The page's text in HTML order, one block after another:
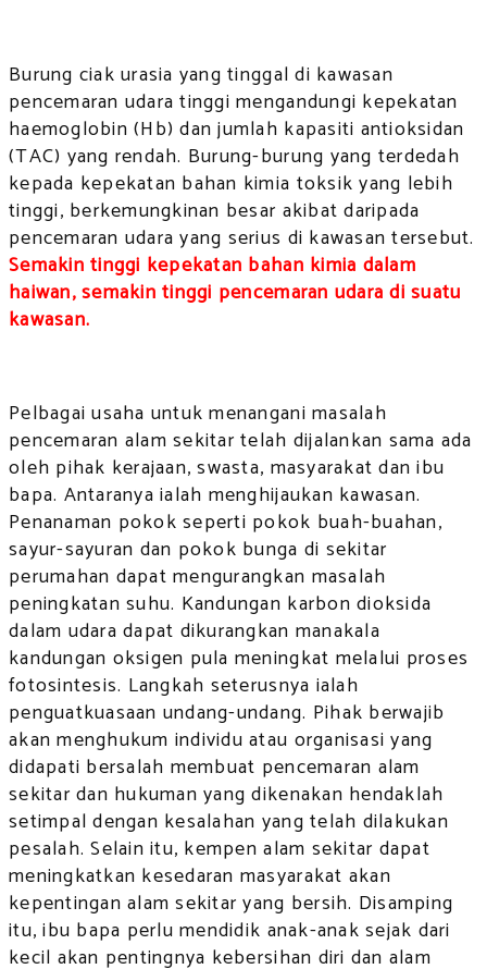
Burung ciak urasia yang tinggal di kawasan
pencemaran udara tinggi mengandungi kepekatan
haemoglobin (Hb) dan jumlah kapasiti antioksidan
(TAC) yang rendah. Burung-burung yang terdedah
kepada kepekatan bahan kimia toksik yang lebih
tinggi, berkemungkinan besar akibat daripada
pencemaran udara yang serius di kawasan tersebut.
Semakin tinggi kepekatan bahan kimia dalam
haiwan, semakin tinggi pencemaran udara di suatu
kawasan.
Pelbagai usaha untuk menangani masalah
pencemaran alam sekitar telah dijalankan sama ada
oleh pihak kerajaan, swasta, masyarakat dan ibu
bapa. Antaranya ialah menghijaukan kawasan.
Penanaman pokok seperti pokok buah-buahan,
sayur-sayuran dan pokok bunga di sekitar
perumahan dapat mengurangkan masalah
peningkatan suhu. Kandungan karbon dioksida
dalam udara dapat dikurangkan manakala
kandungan oksigen pula meningkat melalui proses
fotosintesis. Langkah seterusnya ialah
penguatkuasaan undang-undang. Pihak berwajib
akan menghukum individu atau organisasi yang
didapati bersalah membuat pencemaran alam
sekitar dan hukuman yang dikenakan hendaklah
setimpal dengan kesalahan yang telah dilakukan
pesalah. Selain itu, kempen alam sekitar dapat
meningkatkan kesedaran masyarakat akan
kepentingan alam sekitar yang bersih. Disamping
itu, ibu bapa perlu mendidik anak-anak sejak dari
kecil akan pentingnya kebersihan diri dan alam